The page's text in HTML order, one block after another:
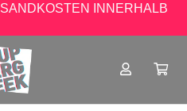
INNERHALB